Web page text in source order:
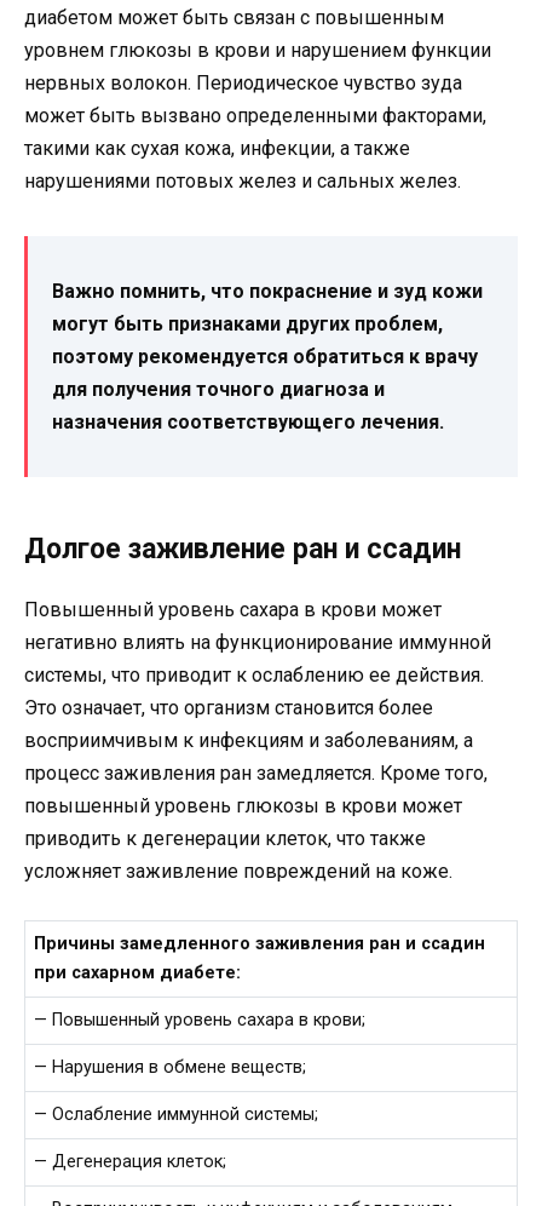
диабетом может быть связан с повышенным
уровнем глюкозы в крови и нарушением функции
нервных волокон. Периодическое чувство зуда
может быть вызвано определенными факторами,
такими как сухая кожа, инфекции, а также
нарушениями потовых желез и сальных желез.
Важно помнить, что покраснение и зуд кожи
могут быть признаками других проблем,
поэтому рекомендуется обратиться к врачу
для получения точного диагноза и
назначения соответствующего лечения.
Долгое заживление ран и ссадин
Повышенный уровень сахара в крови может
негативно влиять на функционирование иммунной
системы, что приводит к ослаблению ее действия.
Это означает, что организм становится более
восприимчивым к инфекциям и заболеваниям, а
процесс заживления ран замедляется. Кроме того,
повышенный уровень глюкозы в крови может
приводить к дегенерации клеток, что также
усложняет заживление повреждений на коже.
Причины замедленного заживления ран и ссадин
при сахарном диабете:
— Повышенный уровень сахара в крови;
— Нарушения в обмене веществ;
— Ослабление иммунной системы;
— Дегенерация клеток;